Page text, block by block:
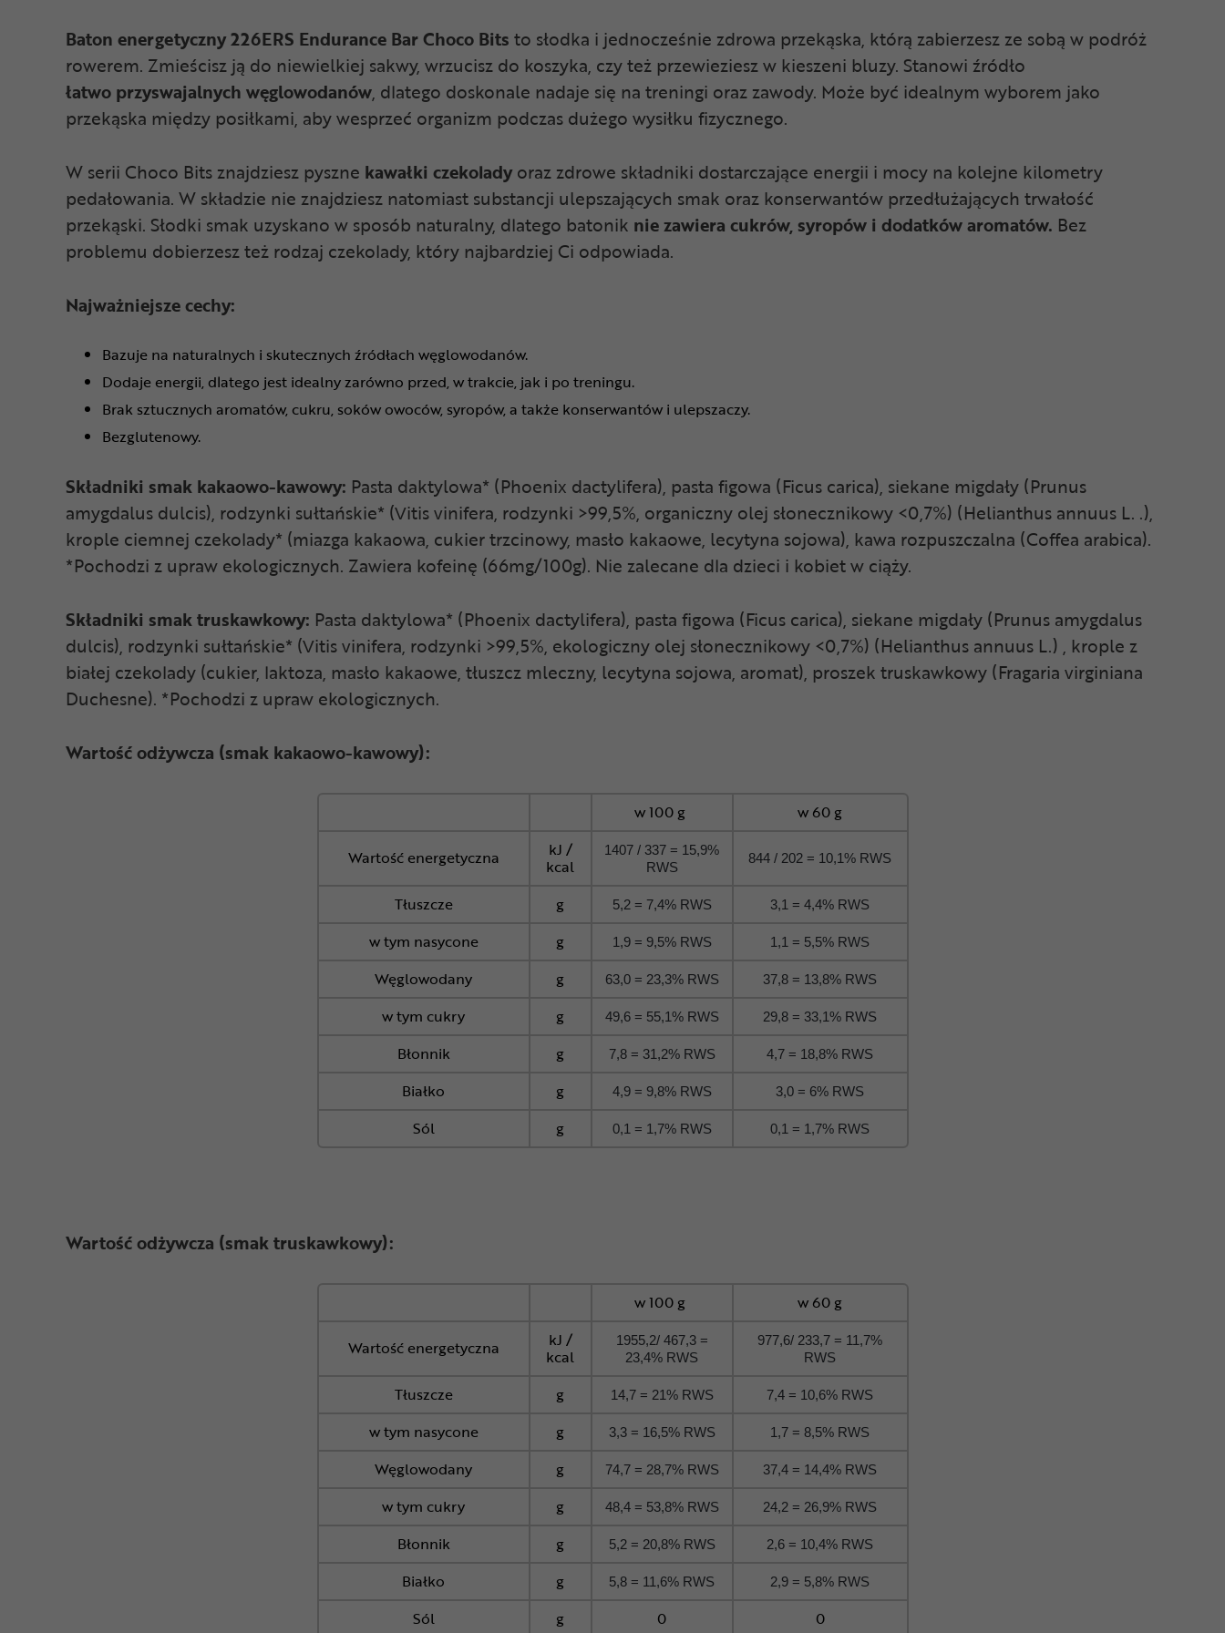
Baton energetyczny 226ERS Endurance Bar Choco Bits to słodka i jednocześnie zdrowa przekąska, którą zabierzesz ze sobą w podróż
rowerem. Zmieścisz ją do niewielkiej sakwy, wrzucisz do koszyka, czy też przewieziesz w kieszeni bluzy. Stanowi źródło
łatwo przyswajalnych węglowodanów, dlatego doskonale nadaje się na treningi oraz zawody. Może być idealnym wyborem jako
przekąska między posiłkami, aby wesprzeć organizm podczas dużego wysiłku fizycznego.
W serii Choco Bits znajdziesz pyszne kawałki czekoladyoraz zdrowe składniki dostarczające energii i mocy na kolejne kilometry
pedałowania. W składzie nie znajdziesz natomiast substancji ulepszających smak oraz konserwantów przedłużających trwałość
przekąski. Słodki smak uzyskano w sposób naturalny, dlatego batonik nie zawiera cukrów, syropów i dodatków aromatów. Bez
problemu dobierzesz też rodzaj czekolady, który najbardziej Ci odpowiada.
Najważniejsze cechy:
Bazuje na naturalnych i skutecznych źródłach węglowodanów.
Dodaje energii, dlatego jest idealny zarówno przed, w trakcie, jak i po treningu.
Brak sztucznych aromatów, cukru, soków owoców, syropów, a także konserwantów i ulepszaczy.
Bezglutenowy.
Składniki smak kakaowo-kawowy: Pasta daktylowa* (Phoenix dactylifera), pasta figowa (Ficus carica), siekane migdały (Prunus
amygdalus dulcis), rodzynki sułtańskie* (Vitis vinifera, rodzynki >99,5%, organiczny olej słonecznikowy <0,7%) (Helianthus annuus L. .),
krople ciemnej czekolady* (miazga kakaowa, cukier trzcinowy, masło kakaowe, lecytyna sojowa), kawa rozpuszczalna (Coffea arabica).
*Pochodzi z upraw ekologicznych. Zawiera kofeinę (66mg/100g). Nie zalecane dla dzieci i kobiet w ciąży.
Składniki smak truskawkowy: Pasta daktylowa* (Phoenix dactylifera), pasta figowa (Ficus carica), siekane migdały (Prunus amygdalus
dulcis), rodzynki sułtańskie* (Vitis vinifera, rodzynki >99,5%, ekologiczny olej słonecznikowy <0,7%) (Helianthus annuus L.) , krople z
białej czekolady (cukier, laktoza, masło kakaowe, tłuszcz mleczny, lecytyna sojowa, aromat), proszek truskawkowy (Fragaria virginiana
Duchesne). *Pochodzi z upraw ekologicznych.
Wartość odżywcza (smak kakaowo-kawowy):
w 100 g w 60 g
Wartość energetyczna kJ /
kcal
1407 / 337 = 15,9%
RWS
844 / 202 = 10,1% RWS
Tłuszcze g 5,2 = 7,4% RWS 3,1 = 4,4% RWS
w tym nasycone g 1,9 = 9,5% RWS 1,1 = 5,5% RWS
Węglowodany g 63,0 = 23,3% RWS 37,8 = 13,8% RWS
w tym cukry g 49,6 = 55,1% RWS 29,8 = 33,1% RWS
Błonnik g 7,8 = 31,2% RWS 4,7 = 18,8% RWS
Białko g 4,9 = 9,8% RWS 3,0 = 6% RWS
Sól g 0,1 = 1,7% RWS 0,1 = 1,7% RWS
Wartość odżywcza (smak truskawkowy):
w 100 g w 60 g
Wartość energetyczna kJ /
kcal
1955,2/ 467,3 =
23,4% RWS
977,6/ 233,7 = 11,7%
RWS
Tłuszcze g 14,7 = 21% RWS 7,4 = 10,6% RWS
w tym nasycone g 3,3 = 16,5% RWS 1,7 = 8,5% RWS
Węglowodany g 74,7 = 28,7% RWS 37,4 = 14,4% RWS
w tym cukry g 48,4 = 53,8% RWS 24,2 = 26,9% RWS
Błonnik g 5,2 = 20,8% RWS 2,6 = 10,4% RWS
Białko g 5,8 = 11,6% RWS 2,9 = 5,8% RWS
Sól g 0 0